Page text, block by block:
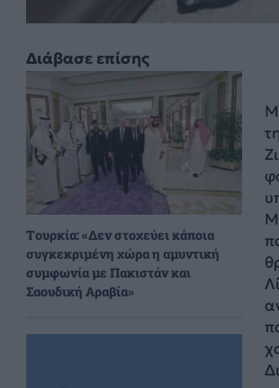
Διάβασε επίσης
Τουρκία: «Δεν στοχεύει κάποια
συγκεκριμένη χώρα η αμυντική
συμφωνία με Πακιστάν και
Σαουδική Αραβία»